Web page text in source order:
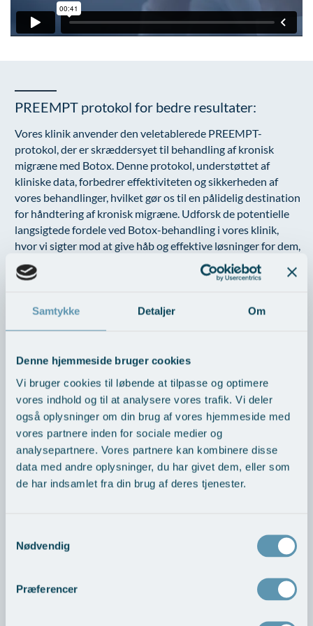
Samtykke Detaljer Om
Denne hjemmeside bruger cookies
Vi bruger cookies til løbende at tilpasse og optimere
vores indhold og til at analysere vores trafik. Vi deler
også oplysninger om din brug af vores hjemmeside med
vores partnere inden for sociale medier og
analysepartnere. Vores partnere kan kombinere disse
data med andre oplysninger, du har givet dem, eller som
de har indsamlet fra din brug af deres tjenester.
Nødvendig
Præferencer
PREEMPT protokol for bedre resultater:
Vores klinik anvender den veletablerede PREEMPT-
protokol, der er skræddersyet til behandling af kronisk
migræne med Botox. Denne protokol, understøttet af
kliniske data, forbedrer effektiviteten og sikkerheden af
vores behandlinger, hvilket gør os til en pålidelig destination
for håndtering af kronisk migræne. Udforsk de potentielle
langsigtede fordele ved Botox-behandling i vores klinik,
hvor vi sigter mod at give håb og effektive løsninger for dem,
der står over for udfordringerne ved kronisk migræne.
Hvis du lider af kronisk migræne og ønsker en professionel
livskvalitet. Lad os sammen finde den bedste løsning for dig.
VÆRD AT VIDE
Hvornår har man kronisk migræne
Forundersøgelsen
Behandlingen